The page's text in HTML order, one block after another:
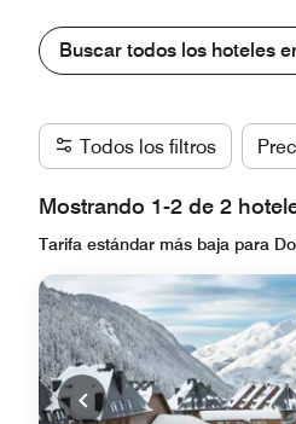
Buscar todos los hoteles
Todos los filtros
Mostrando 1-2 de 2
Tarifa estándar más baja para